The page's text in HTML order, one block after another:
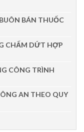
BÁN THUỐC
CHẤM DỨT HỢP
CÔNG TRÌNH
AN THEO QUY